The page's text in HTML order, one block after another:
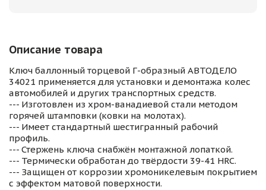
Описание товара
Ключ баллонный торцевой Г-образный АВТОДЕЛО
34021 применяется для установки и демонтажа колес
автомобилей и других транспортных средств.
--- Изготовлен из хром-ванадиевой стали методом
горячей штамповки (ковки на молотах).
--- Имеет стандартный шестигранный рабочий
профиль.
--- Стержень ключа снабжён монтажной лопаткой.
--- Термически обработан до твёрдости 39-41 HRC.
--- Защищен от коррозии хромоникелевым покрытием
с эффектом матовой поверхности.